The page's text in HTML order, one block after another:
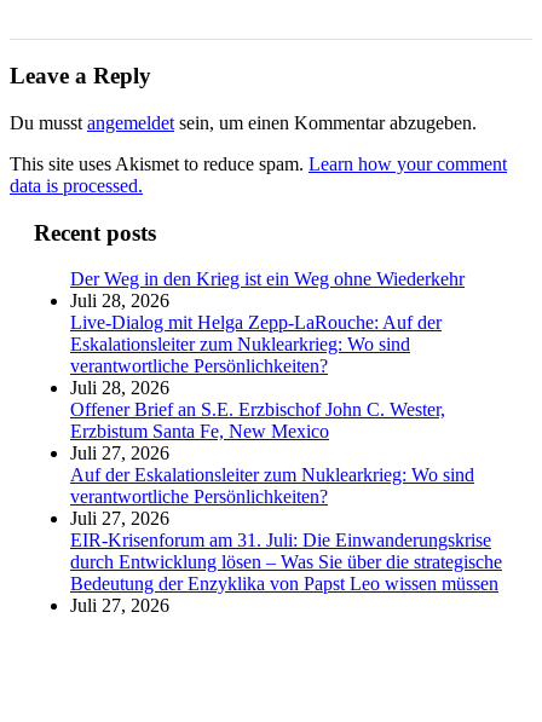
Leave a Reply
Du musst angemeldet sein, um einen Kommentar abzugeben.
This site uses Akismet to reduce spam. Learn how your comment
data is processed.
Recent posts
Der Weg in den Krieg ist ein Weg ohne Wiederkehr
Juli 28, 2026
Live-Dialog mit Helga Zepp-LaRouche: Auf der
Eskalationsleiter zum Nuklearkrieg: Wo sind
verantwortliche Persönlichkeiten?
Juli 28, 2026
Offener Brief an S.E. Erzbischof John C. Wester,
Erzbistum Santa Fe, New Mexico
Juli 27, 2026
Auf der Eskalationsleiter zum Nuklearkrieg: Wo sind
verantwortliche Persönlichkeiten?
Juli 27, 2026
EIR-Krisenforum am 31. Juli: Die Einwanderungskrise
durch Entwicklung lösen – Was Sie über die strategische
Bedeutung der Enzyklika von Papst Leo wissen müssen
Juli 27, 2026